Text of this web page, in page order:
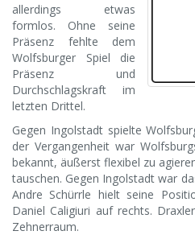
allerdings etwas
formlos. Ohne seine
Präsenz fehlte dem
Wolfsburger Spiel die
Präsenz und
Durchschlagskraft im
letzten Drittel.
Gegen Ingolstadt spielte
der Vergangenheit war
bekannt, äußerst flexibel zu
tauschen. Gegen Ingolstadt war
Andre Schürrle hielt seine
Daniel Caligiuri auf rechts.
Zehnerraum.